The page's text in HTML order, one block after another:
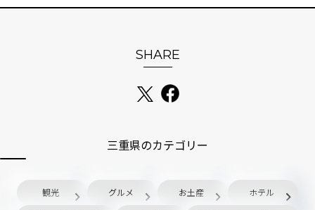
SHARE
三重県のカテゴリー
観光 グルメ お土産 ホテル